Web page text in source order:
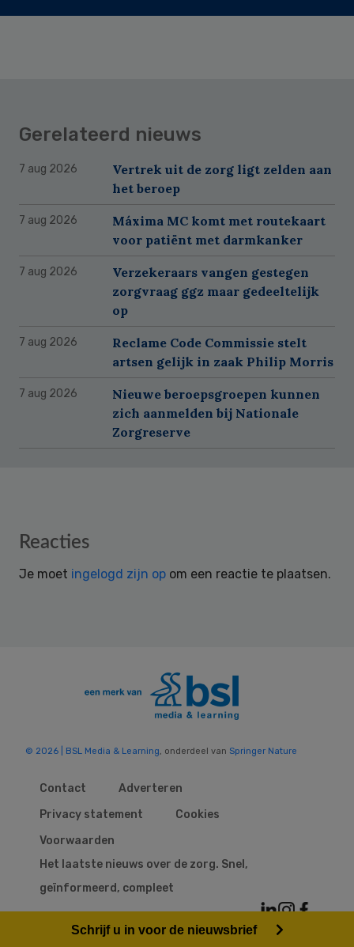
Gerelateerd nieuws
7 aug 2026
Vertrek uit de zorg ligt zelden aan
het beroep
7 aug 2026
Máxima MC komt met routekaart
voor patiënt met darmkanker
7 aug 2026
Verzekeraars vangen gestegen
zorgvraag ggz maar gedeeltelijk
op
7 aug 2026
Reclame Code Commissie stelt
artsen gelijk in zaak Philip Morris
7 aug 2026
Nieuwe beroepsgroepen kunnen
zich aanmelden bij Nationale
Zorgreserve
Reader
Reacties
Je moet ingelogd zijn op om een reactie te plaatsen.
© 2026 | BSL Media & Learning , onderdeel van Springer Nature
Contact
Adverteren
Privacy statement
Cookies
Voorwaarden
Het laatste nieuws over de zorg. Snel,
geïnformeerd, compleet
Schrijf u in voor de nieuwsbrief